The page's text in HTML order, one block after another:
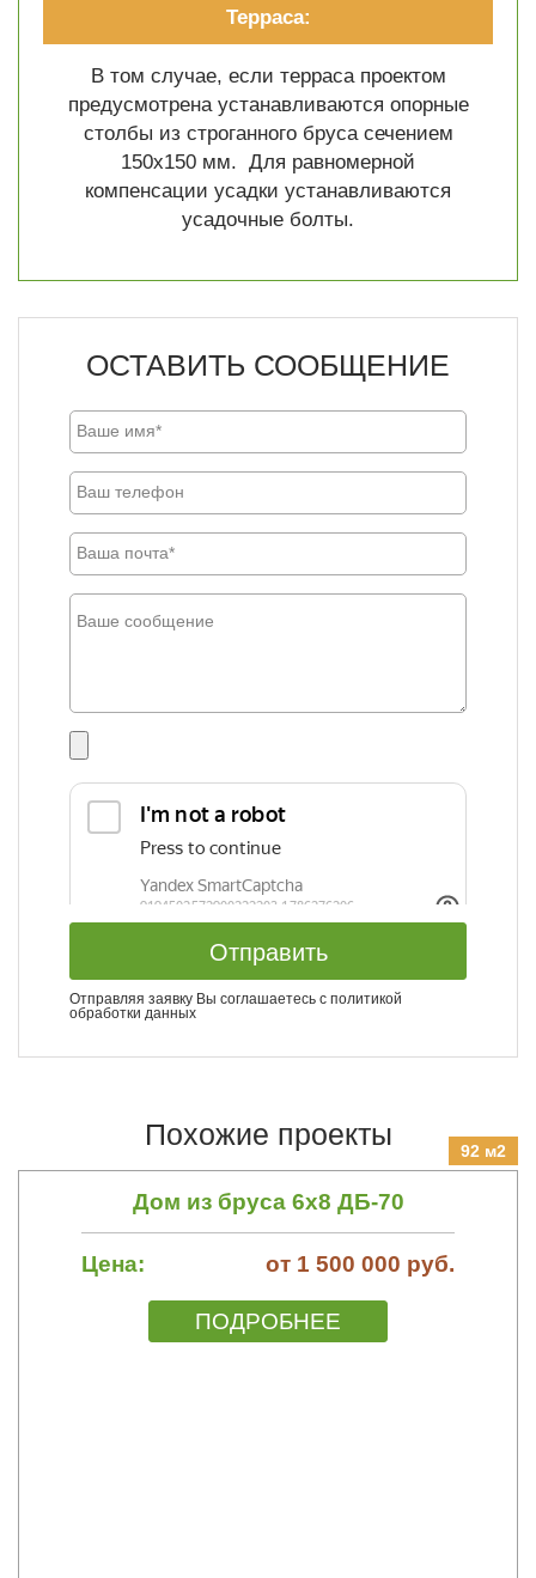
Терраса:
В том случае, если терраса проектом
предусмотрена устанавливаются опорные
столбы из строганного бруса сечением
150х150 мм. Для равномерной
компенсации усадки устанавливаются
усадочные болты.
ОСТАВИТЬ СООБЩЕНИЕ
Отправить
Отправляя заявку Вы соглашаетесь с политикой
обработки данных
Похожие проекты 92 м2
Дом из бруса 6х8 ДБ-70
Цена: от 1 500 000 руб.
ПОДРОБНЕЕ